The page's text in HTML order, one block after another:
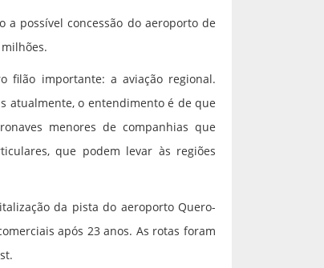
a possível concessão do aeroporto de
filão importante: a aviação regional.
atualmente, o entendimento é de que
menores de companhias que
que podem levar às regiões
da pista do aeroporto Quero-
após 23 anos. As rotas foram